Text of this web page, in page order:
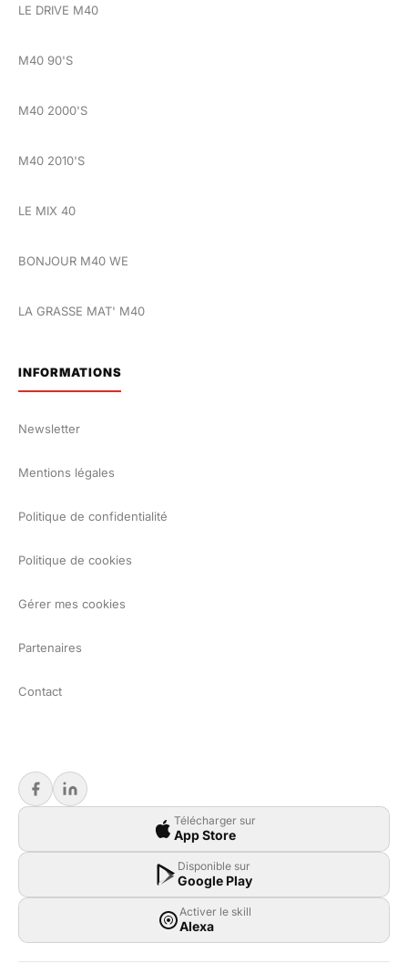
LE DRIVE M40
M40 90'S
M40 2000'S
M40 2010'S
LE MIX 40
BONJOUR M40 WE
LA GRASSE MAT' M40
INFORMATIONS
Newsletter
Mentions légales
Politique de confidentialité
Politique de cookies
Gérer mes cookies
Partenaires
Contact
Télécharger sur
App Store
Disponible sur
Google Play
Activer le skill
Alexa